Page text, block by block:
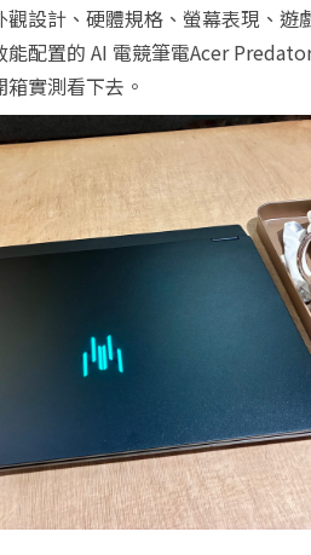
設計、硬體規格、螢幕表現、
能配置的 AI 電競筆電Acer
實測看下去。